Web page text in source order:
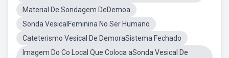
Material De Sondagem DeDemoa
Sonda VesicalFeminina No Ser Humano
Cateterismo Vesical De DemoraSistema Fechado
Imagem Do Co Local Que Coloca aSonda Vesical De